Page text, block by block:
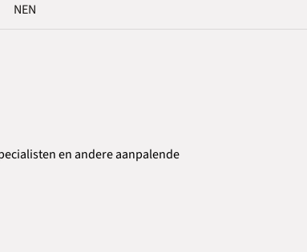
NEN
en andere aanpalende